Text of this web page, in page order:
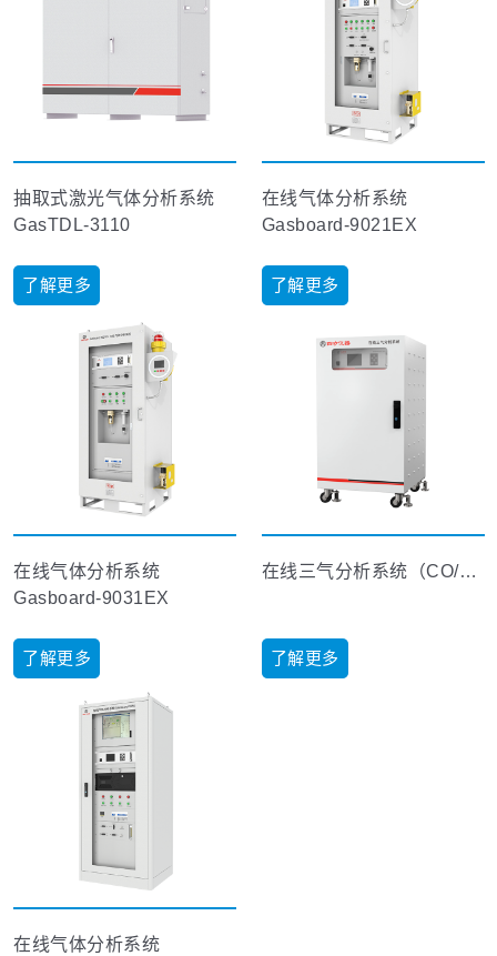
抽取式激光气体分析系统
GasTDL-3110
了解更多
在线气体分析系统
Gasboard-9021EX
了解更多
在线气体分析系统
Gasboard-9031EX
了解更多
在线三气分析系统（CO/CO2/CH4）
了解更多
在线气体分析系统